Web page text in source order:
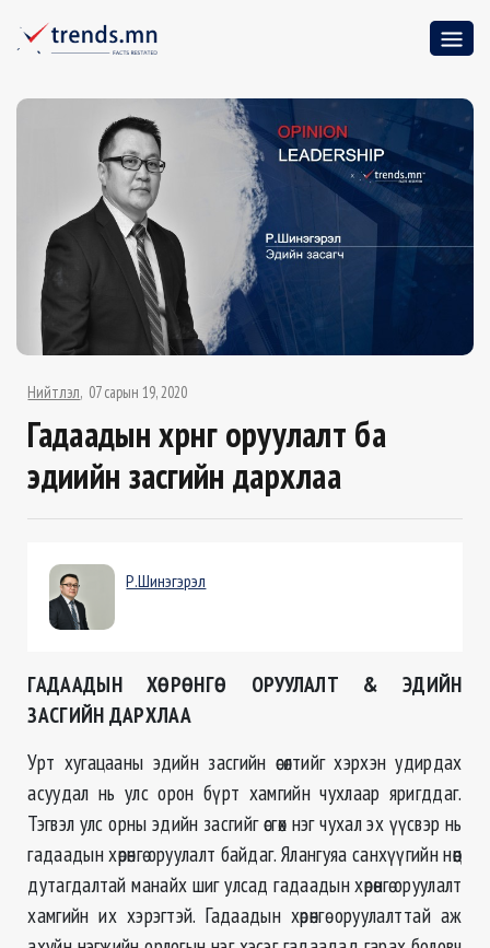
Нийтлэл 07 сарын 19, 2020
Гадаадын хөрөнгө оруулалт ба
эдиийн засгийн дархлаа
Р.Шинэгэрэл
ГАДААДЫН ХӨРӨНГӨ ОРУУЛАЛТ &ЭДИЙН
ЗАСГИЙН ДАРХЛАА
Урт хугацааны эдийн засгийн өсөлтийг хэрхэн удирдах
асуудал нь улс орон бүрт хамгийн чухлаар яригддаг.
Тэгвэл улс орны эдийн засгийг өсгөх нэг чухал эх үүсвэр нь
гадаадын хөрөнгө оруулалт байдаг. Ялангуяа санхүүгийн нөөц
дутагдалтай манайх шиг улсад гадаадын хөрөнгө оруулалт
хамгийн их хэрэгтэй. Гадаадын хөрөнгө оруулалттай аж